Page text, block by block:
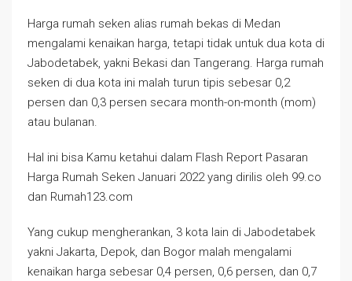
Harga rumah seken alias rumah bekas di Medan
mengalami kenaikan harga, tetapi tidak untuk dua kota di
Jabodetabek, yakni Bekasi dan Tangerang. Harga rumah
seken di dua kota ini malah turun tipis sebesar 0,2
persen dan 0,3 persen secara month-on-month (mom)
atau bulanan.
Hal ini bisa Kamu ketahui dalam Flash Report Pasaran
Harga Rumah Seken Januari 2022 yang dirilis oleh 99.co
dan Rumah123.com
Yang cukup mengherankan, 3 kota lain di Jabodetabek
yakni Jakarta, Depok, dan Bogor malah mengalami
kenaikan harga sebesar 0,4 persen, 0,6 persen, dan 0,7